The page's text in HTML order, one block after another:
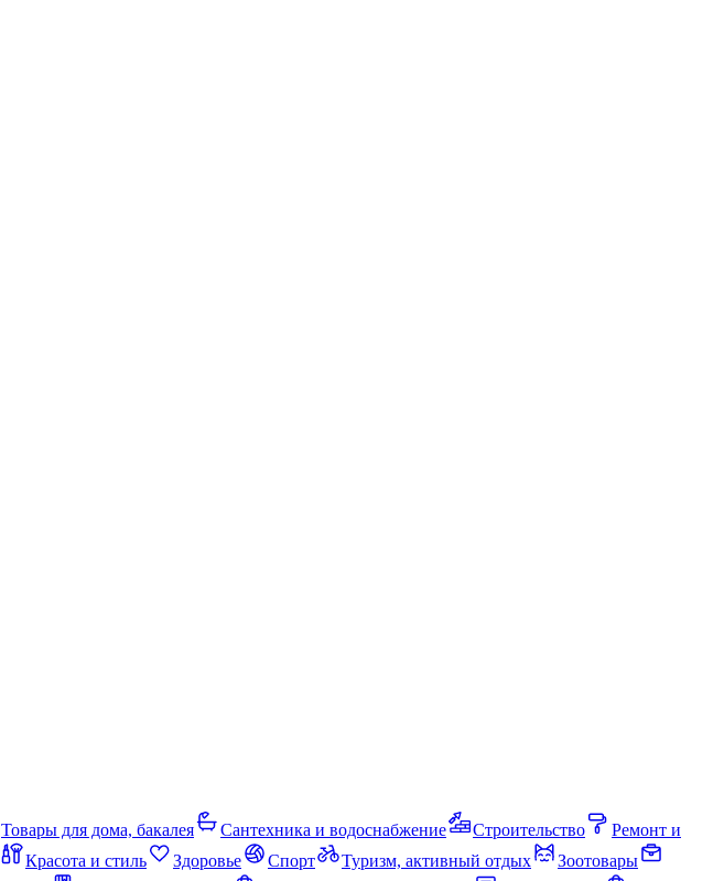
Товары для дома, бакалея Сантехника и водоснабжение Строительство
Ремонт и
Красота и стиль Здоровье Спорт Туризм, активный отдых
Зоотовары